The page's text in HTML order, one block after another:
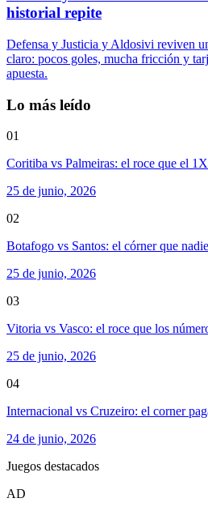
historial repite
Defensa y Justicia y Aldosivi reviven
claro: pocos goles, mucha fricción y
apuesta.
Lo más leído
01
Coritiba vs Palmeiras: el roce que el
25 de junio, 2026
02
Botafogo vs Santos: el córner que
25 de junio, 2026
03
Vitoria vs Vasco: el roce que los
25 de junio, 2026
04
Internacional vs Cruzeiro: el corner
24 de junio, 2026
Juegos destacados
AD